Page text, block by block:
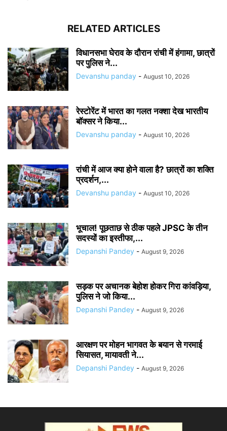
RELATED ARTICLES
विधानसभा घेराव के दौरान रांची में हंगामा, छात्रों
पर पुलिस ने...
Devanshu panday - August 10, 2026
रेस्टोरेंट में भारत का गलत नक्शा देख भारतीय
बॉक्सर ने किया...
Devanshu panday - August 10, 2026
रांची में आज क्या होने वाला है? छात्रों का शक्ति
प्रदर्शन,...
Devanshu panday - August 10, 2026
भूचाल! पूछताछ से ठीक पहले JPSC के तीन
सदस्यों का इस्तीफा,...
Depanshi Pandey - August 9, 2026
सड़क पर अचानक बेहोश होकर गिरा कांवड़िया,
पुलिस ने जो किया...
Depanshi Pandey - August 9, 2026
आरक्षण पर मोहन भागवत के बयान से गरमाई
सियासत, मायावती ने...
Depanshi Pandey - August 9, 2026